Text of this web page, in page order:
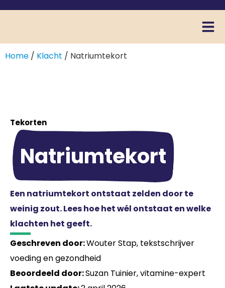
Home / Klacht / Natriumtekort
Tekorten
Natriumtekort
Een natriumtekort ontstaat zelden door te
weinig zout. Lees hoe het wél ontstaat en welke
klachten het geeft.
Geschreven door:Wouter Stap, tekstschrijver
voeding en gezondheid
Beoordeeld door:Suzan Tuinier, vitamine-expert